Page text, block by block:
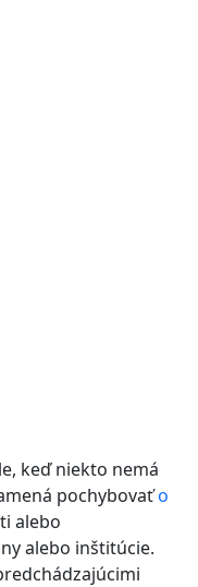
keď niekto nemá
pochybovaťo
alebo
alebo inštitúcie.